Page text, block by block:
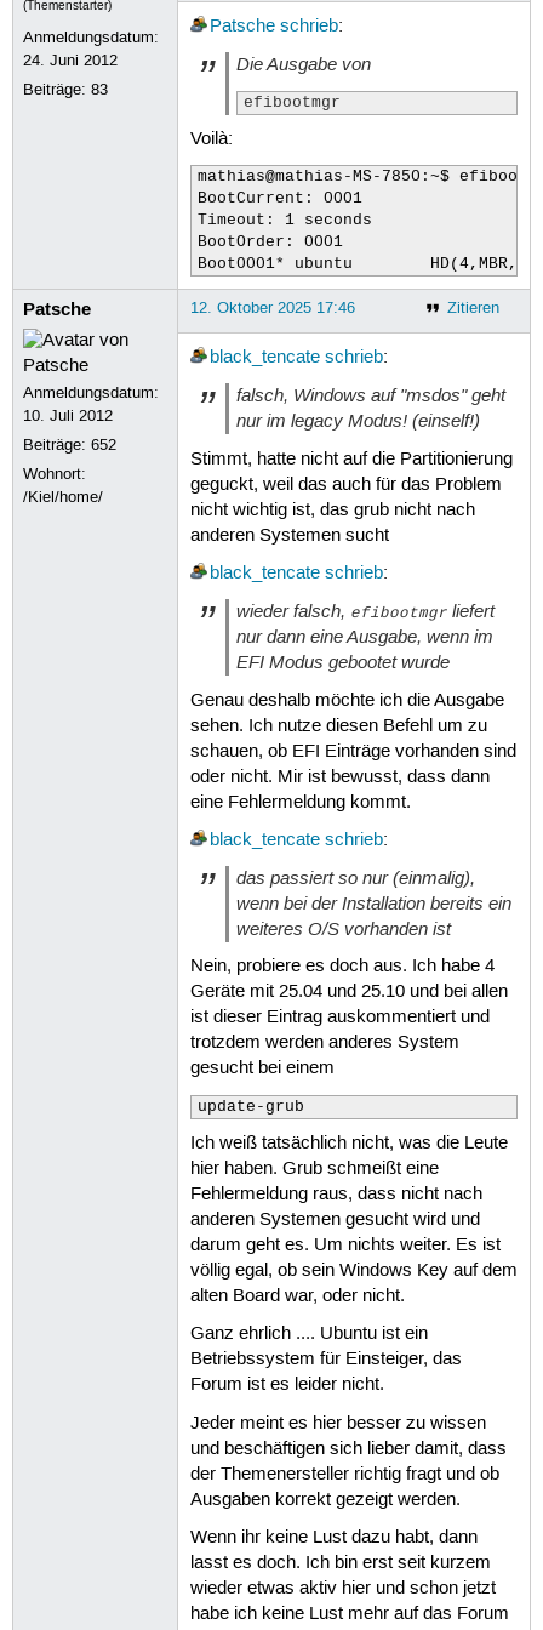
(Themenstarter)
Anmeldungsdatum:
24. Juni 2012
Beiträge:83
Patsche schrieb:
Die Ausgabe von
efibootmgr
Voilà:
mathias@mathias-MS-7850:~$
BootCurrent: 0001
Timeout: 1 seconds
BootOrder: 0001
Boot0001*
Patsche
Anmeldungsdatum:
10. Juli 2012
Beiträge:652
Wohnort:
/Kiel/home/
Zitieren
12. Oktober 2025 17:46
black_tencate schrieb:
falsch, Windows auf "msdos" geht
nur im legacy Modus! (einself!)
Stimmt, hatte nicht auf die Partitionierung
geguckt, weil das auch für das Problem
nicht wichtig ist, das grub nicht nach
anderen Systemen sucht
black_tencate schrieb:
wieder falsch, efibootmgrliefert
nur dann eine Ausgabe, wenn im
EFI Modus gebootet wurde
Genau deshalb möchte ich die Ausgabe
sehen. Ich nutze diesen Befehl um zu
schauen, ob EFI Einträge vorhanden sind
oder nicht. Mir ist bewusst, dass dann
eine Fehlermeldung kommt.
black_tencate schrieb:
das passiert so nur (einmalig),
wenn bei der Installation bereits ein
weiteres O/S vorhanden ist
Nein, probiere es doch aus. Ich habe 4
Geräte mit 25.04 und 25.10 und bei allen
ist dieser Eintrag auskommentiert und
trotzdem werden anderes System
gesucht bei einem
update-grub
Ich weiß tatsächlich nicht, was die Leute
hier haben. Grub schmeißt eine
Fehlermeldung raus, dass nicht nach
anderen Systemen gesucht wird und
darum geht es. Um nichts weiter. Es ist
völlig egal, ob sein Windows Key auf dem
alten Board war, oder nicht.
Ganz ehrlich .... Ubuntu ist ein
Betriebssystem für Einsteiger, das
Forum ist es leider nicht.
Jeder meint es hier besser zu wissen
und beschäftigen sich lieber damit, dass
der Themenersteller richtig fragt und ob
Ausgaben korrekt gezeigt werden.
Wenn ihr keine Lust dazu habt, dann
lasst es doch. Ich bin erst seit kurzem
wieder etwas aktiv hier und schon jetzt
habe ich keine Lust mehr auf das Forum